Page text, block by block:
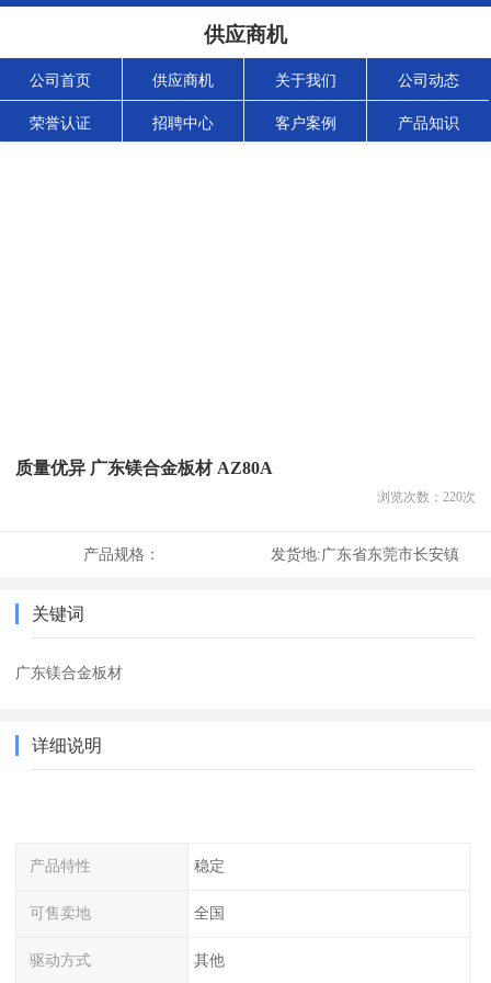
供应商机
公司首页 供应商机 关于我们 公司动态
荣誉认证 招聘中心 客户案例 产品知识
质量优异 广东镁合金板材 AZ80A
浏览次数： 220次
产品规格： 发货地:广东省东莞市长安镇
关键词
广东镁合金板材
详细说明
产品特性 稳定
可售卖地 全国
驱动方式 其他